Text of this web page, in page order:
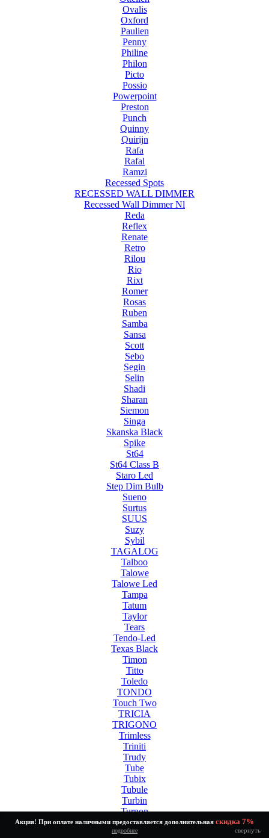
Акция! При оплате наличными предоставляется дополнительная скидка 7%
подробнее свернуть
Ovalis
Oxford
Paulien
Penny
Philine
Philon
Picto
Possio
Powerpoint
Preston
Punch
Quinny
Quirijn
Rafa
Rafal
Ramzi
Recessed Spots
RECESSED WALL DIMMER
Recessed Wall Dimmer Nl
Reda
Reflex
Renate
Retro
Rilou
Rio
Rixt
Romer
Rosas
Ruben
Samba
Sansa
Scott
Sebo
Segin
Selin
Shadi
Sharan
Siemon
Singa
Skanska Black
Spike
St64
St64 Class B
Staro Led
Step Dim Bulb
Sueno
Surtus
SUUS
Suzy
Sybil
TAGALOG
Talboo
Talowe
Talowe Led
Tampa
Tatum
Taylor
Tears
Tendo-Led
Texas Black
Timon
Titto
Toledo
TONDO
Touch Two
TRICIA
TRIGONO
Trimless
Triniti
Trudy
Tube
Tubix
Tubule
Turbin
Turnon
Twinny Led White
Tycho